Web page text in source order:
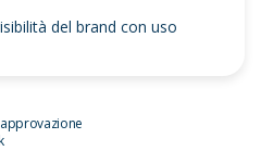
del brand con uso